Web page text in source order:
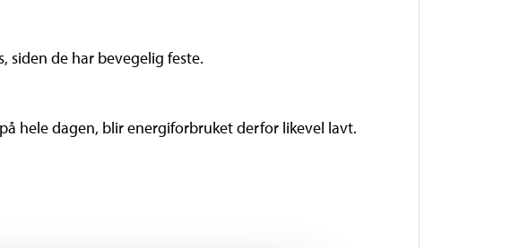
siden de har bevegelig feste.
hele dagen, blir energiforbruket derfor likevel lavt.